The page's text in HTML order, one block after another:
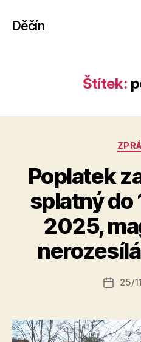
Děčín
Štítek:
Poplatek
splatný do
2025,
Datum
25/